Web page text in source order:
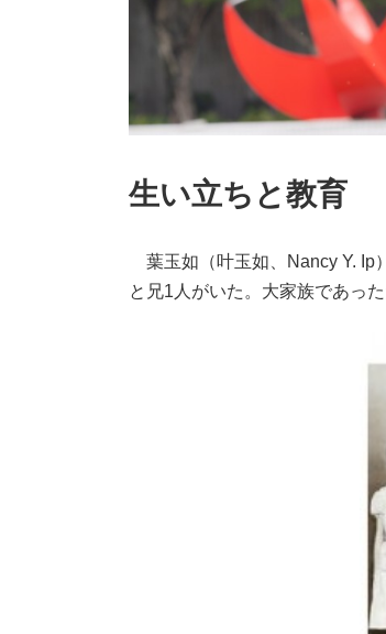
生い立ちと教育
葉玉如（叶玉如、Nancy Y. Ip
と兄1人がいた。大家族であっ